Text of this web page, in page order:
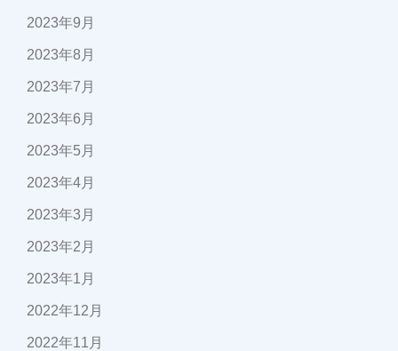
2023年9月
2023年8月
2023年7月
2023年6月
2023年5月
2023年4月
2023年3月
2023年2月
2023年1月
2022年12月
2022年11月